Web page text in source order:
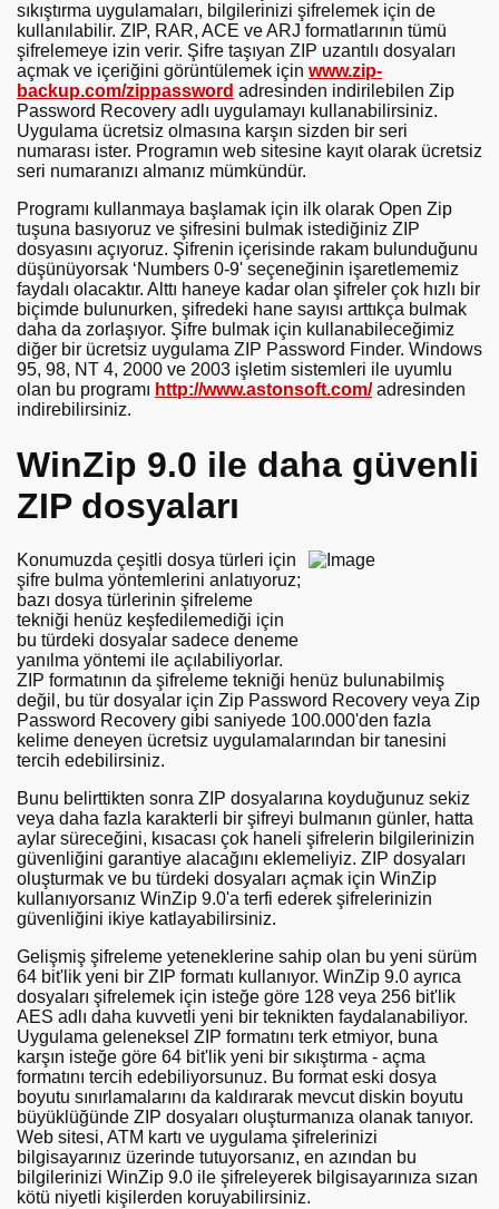
sıkıştırma uygulamaları, bilgilerinizi şifrelemek için de
kullanılabilir. ZIP, RAR, ACE ve ARJ formatlarının tümü
şifrelemeye izin verir. Şifre taşıyan ZIP uzantılı dosyaları
açmak ve içeriğini görüntülemek için www.zip-
backup.com/zippassword adresinden indirilebilen Zip
Password Recovery adlı uygulamayı kullanabilirsiniz.
Uygulama ücretsiz olmasına karşın sizden bir seri
numarası ister. Programın web sitesine kayıt olarak ücretsiz
seri numaranızı almanız mümkündür.
Programı kullanmaya başlamak için ilk olarak Open Zip
tuşuna basıyoruz ve şifresini bulmak istediğiniz ZIP
dosyasını açıyoruz. Şifrenin içerisinde rakam bulunduğunu
düşünüyorsak ‘Numbers 0-9' seçeneğinin işaretlememiz
faydalı olacaktır. Alttı haneye kadar olan şifreler çok hızlı bir
biçimde bulunurken, şifredeki hane sayısı arttıkça bulmak
daha da zorlaşıyor. Şifre bulmak için kullanabileceğimiz
diğer bir ücretsiz uygulama ZIP Password Finder. Windows
95, 98, NT 4, 2000 ve 2003 işletim sistemleri ile uyumlu
olan bu programı http://www.astonsoft.com/adresinden
indirebilirsiniz.
WinZip 9.0 ile daha güvenli
ZIP dosyaları
Konumuzda çeşitli dosya türleri için
şifre bulma yöntemlerini anlatıyoruz;
bazı dosya türlerinin şifreleme
tekniği henüz keşfedilemediği için
bu türdeki dosyalar sadece deneme
yanılma yöntemi ile açılabiliyorlar.
ZIP formatının da şifreleme tekniği henüz bulunabilmiş
değil, bu tür dosyalar için Zip Password Recovery veya Zip
Password Recovery gibi saniyede 100.000'den fazla
kelime deneyen ücretsiz uygulamalarından bir tanesini
tercih edebilirsiniz.
Bunu belirttikten sonra ZIP dosyalarına koyduğunuz sekiz
veya daha fazla karakterli bir şifreyi bulmanın günler, hatta
aylar süreceğini, kısacası çok haneli şifrelerin bilgilerinizin
güvenliğini garantiye alacağını eklemeliyiz. ZIP dosyaları
oluşturmak ve bu türdeki dosyaları açmak için WinZip
kullanıyorsanız WinZip 9.0'a terfi ederek şifrelerinizin
güvenliğini ikiye katlayabilirsiniz.
Gelişmiş şifreleme yeteneklerine sahip olan bu yeni sürüm
64 bit'lik yeni bir ZIP formatı kullanıyor. WinZip 9.0 ayrıca
dosyaları şifrelemek için isteğe göre 128 veya 256 bit'lik
AES adlı daha kuvvetli yeni bir teknikten faydalanabiliyor.
Uygulama geleneksel ZIP formatını terk etmiyor, buna
karşın isteğe göre 64 bit'lik yeni bir sıkıştırma - açma
formatını tercih edebiliyorsunuz. Bu format eski dosya
boyutu sınırlamalarını da kaldırarak mevcut diskin boyutu
büyüklüğünde ZIP dosyaları oluşturmanıza olanak tanıyor.
Web sitesi, ATM kartı ve uygulama şifrelerinizi
bilgisayarınız üzerinde tutuyorsanız, en azından bu
bilgilerinizi WinZip 9.0 ile şifreleyerek bilgisayarınıza sızan
kötü niyetli kişilerden koruyabilirsiniz.